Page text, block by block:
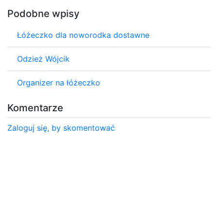
Podobne wpisy
Łóżeczko dla noworodka dostawne
Odzież Wójcik
Organizer na łóżeczko
Komentarze
Zaloguj się, by skomentować